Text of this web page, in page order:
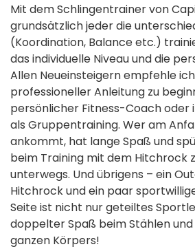
Mit dem Schlingentrainer von
grundsätzlich jeder die
(Koordination, Balance etc.)
das individuelle Niveau und die
Allen Neueinsteigern empfehle
professioneller­ Anleitung zu
persönlicher Fitness-Coach oder
als Gruppen­training. Wer am
ankommt, hat lange Spaß und
beim Training mit dem Hitchrock
unterwegs. Und übrigens – ein
Hitchrock und ein paar
Seite ist nicht nur geteiltes
doppelter Spaß beim Stählen und
ganzen Körpers!